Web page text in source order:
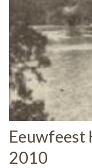
Eeuwfeest
2010